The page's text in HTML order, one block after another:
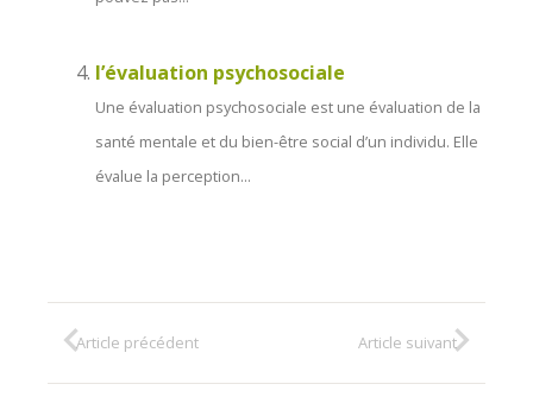
l’évaluation psychosociale
Une évaluation psychosociale est une évaluation de la
santé mentale et du bien-être social d’un individu. Elle
évalue la perception...
Article précédent Article suivant